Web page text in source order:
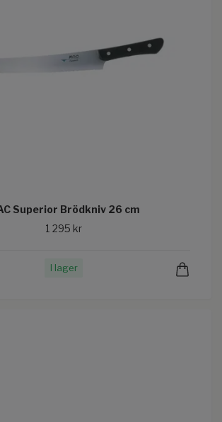
Superior Brödkniv 26 cm
1 295 kr
I lager